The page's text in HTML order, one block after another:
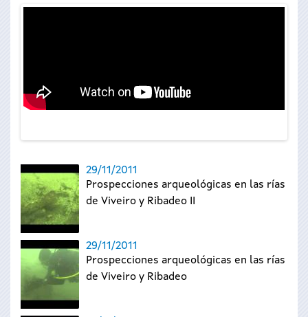
29/11/2011
Prospecciones arqueológicas en las rías
de Viveiro y Ribadeo II
29/11/2011
Prospecciones arqueológicas en las rías
de Viveiro y Ribadeo